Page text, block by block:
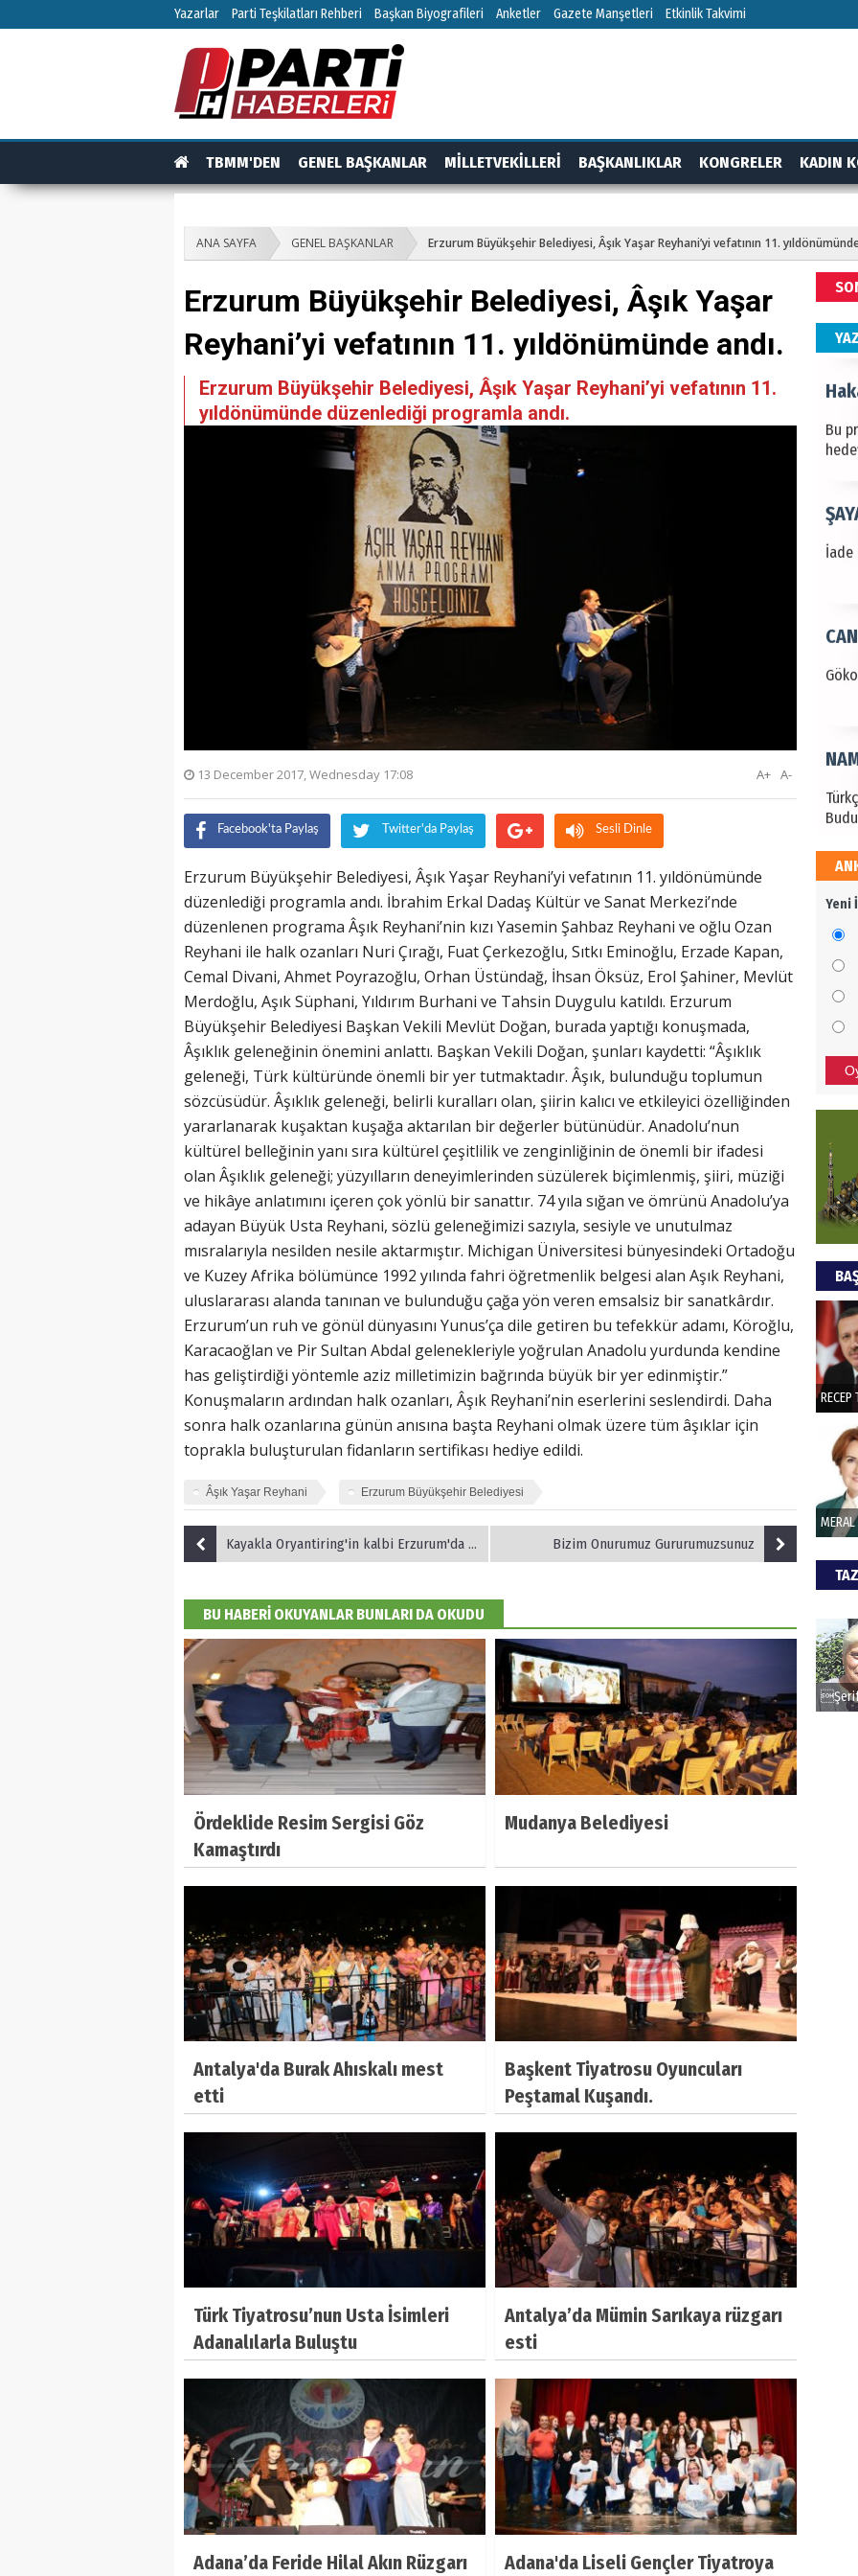
Yazarlar Parti Teşkilatları Rehberi Başkan Biyografileri Anketler Gazete Manşetleri Etkinlik Takvimi
TBMM'DEN GENEL BAŞKANLAR MİLLETVEKİLLERİ BAŞKANLIKLAR KONGRELER KADIN
ANA SAYFA GENEL BAŞKANLAR Erzurum Büyükşehir Belediyesi, Âşık Yaşar Reyhani’yi vefatının 11.
Erzurum Büyükşehir Belediyesi, Âşık Yaşar
Reyhani’yi vefatının 11. yıldönümünde andı.
Erzurum Büyükşehir Belediyesi, Âşık Yaşar Reyhani’yi vefatının 11.
yıldönümünde düzenlediği programla andı.
13 December 2017, Wednesday 17:08 A-
A+
Facebook'ta Paylaş Twitter'da Paylaş Sesli Dinle
Erzurum Büyükşehir Belediyesi, Âşık Yaşar Reyhani’yi vefatının 11. yıldönümünde
düzenlediği programla andı. İbrahim Erkal Dadaş Kültür ve Sanat Merkezi’nde
düzenlenen programa Âşık Reyhani’nin kızı Yasemin Şahbaz Reyhani ve oğlu Ozan
Reyhani ile halk ozanları Nuri Çırağı, Fuat Çerkezoğlu, Sıtkı Eminoğlu, Erzade Kapan,
Cemal Divani, Ahmet Poyrazoğlu, Orhan Üstündağ, İhsan Öksüz, Erol Şahiner, Mevlüt
Merdoğlu, Aşık Süphani, Yıldırım Burhani ve Tahsin Duygulu katıldı. Erzurum
Büyükşehir Belediyesi Başkan Vekili Mevlüt Doğan, burada yaptığı konuşmada,
Âşıklık geleneğinin önemini anlattı. Başkan Vekili Doğan, şunları kaydetti: “Âşıklık
geleneği, Türk kültüründe önemli bir yer tutmaktadır. Âşık, bulunduğu toplumun
sözcüsüdür. Âşıklık geleneği, belirli kuralları olan, şiirin kalıcı ve etkileyici özelliğinden
yararlanarak kuşaktan kuşağa aktarılan bir değerler bütünüdür. Anadolu’nun
kültürel belleğinin yanı sıra kültürel çeşitlilik ve zenginliğinin de önemli bir ifadesi
olan Âşıklık geleneği; yüzyılların deneyimlerinden süzülerek biçimlenmiş, şiiri, müziği
ve hikâye anlatımını içeren çok yönlü bir sanattır. 74 yıla sığan ve ömrünü Anadolu’ya
adayan Büyük Usta Reyhani, sözlü geleneğimizi sazıyla, sesiyle ve unutulmaz
mısralarıyla nesilden nesile aktarmıştır. Michigan Üniversitesi bünyesindeki Ortadoğu
ve Kuzey Afrika bölümünce 1992 yılında fahri öğretmenlik belgesi alan Aşık Reyhani,
uluslararası alanda tanınan ve bulunduğu çağa yön veren emsalsiz bir sanatkârdır.
Erzurum’un ruh ve gönül dünyasını Yunus’ça dile getiren bu tefekkür adamı, Köroğlu,
Karacaoğlan ve Pir Sultan Abdal gelenekleriyle yoğrulan Anadolu yurdunda kendine
has geliştirdiği yöntemle aziz milletimizin bağrında büyük bir yer edinmiştir.”
Konuşmaların ardından halk ozanları, Âşık Reyhani’nin eserlerini seslendirdi. Daha
sonra halk ozanlarına günün anısına başta Reyhani olmak üzere tüm âşıklar için
toprakla buluşturulan fidanların sertifikası hediye edildi.
Âşık Yaşar Reyhani Erzurum Büyükşehir Belediyesi
Kayakla Oryantiring'in kalbi Erzurum'da atacak. Bizim Onurumuz Gururumuzsunuz
BU HABERİ OKUYANLAR BUNLARI DA OKUDU
Ördeklide Resim Sergisi Göz
Kamaştırdı
Mudanya Belediyesi
Antalya'da Burak Ahıskalı mest
etti
Başkent Tiyatrosu Oyuncuları
Peştamal Kuşandı.
Türk Tiyatrosu’nun Usta İsimleri
Adanalılarla Buluştu
Antalya’da Mümin Sarıkaya rüzgarı
esti
Adana’da Feride Hilal Akın Rüzgarı Adana'da Liseli Gençler Tiyatroya
ALİ
Bu
İade
Bu
İade
Yeni